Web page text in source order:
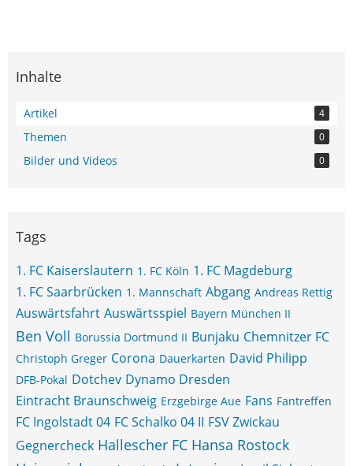
Inhalte
Artikel 4
Themen 0
Bilder und Videos 0
Tags
1. FC Kaiserslautern 1. FC Köln 1. FC Magdeburg
1. FC Saarbrücken 1. Mannschaft Abgang Andreas Rettig
Auswärtsfahrt Auswärtsspiel Bayern München II
Ben Voll Borussia Dortmund II Bunjaku Chemnitzer FC
Christoph Greger Corona Dauerkarten David Philipp
DFB-Pokal Dotchev Dynamo Dresden
Eintracht Braunschweig Erzgebirge Aue Fans Fantreffen
FC Ingolstadt 04 FC Schalko 04 II FSV Zwickau
Gegnercheck Hallescher FC Hansa Rostock